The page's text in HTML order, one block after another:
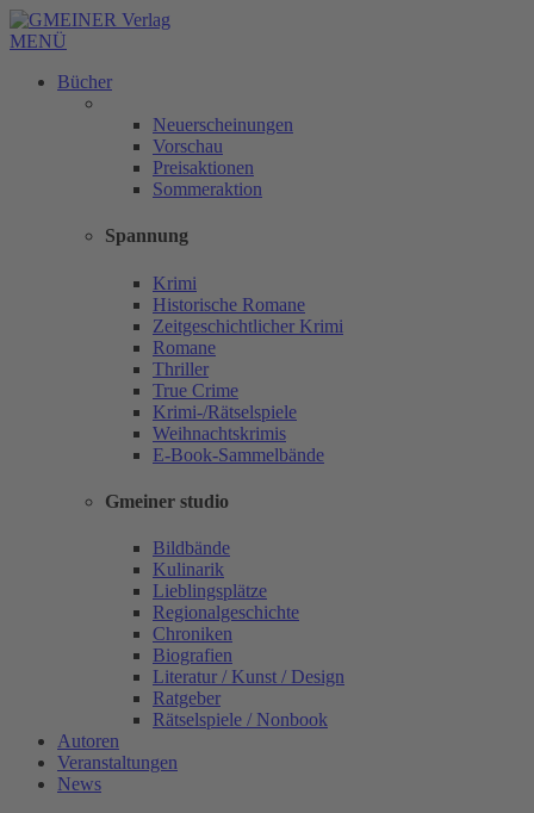
MENÜ
Bücher
Neuerscheinungen
Vorschau
Preisaktionen
Sommeraktion
Spannung
Krimi
Historische Romane
Zeitgeschichtlicher Krimi
Romane
Thriller
True Crime
Krimi-/Rätselspiele
Weihnachtskrimis
E-Book-Sammelbände
Gmeiner studio
Bildbände
Kulinarik
Lieblingsplätze
Regionalgeschichte
Chroniken
Biografien
Literatur / Kunst / Design
Ratgeber
Rätselspiele / Nonbook
Autoren
Veranstaltungen
News